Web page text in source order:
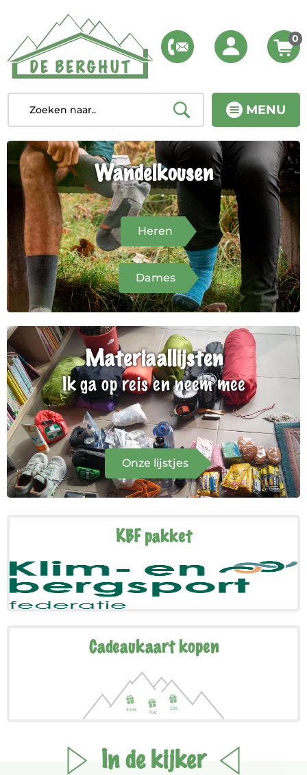
MENU
0
Wandelkousen
Heren
Dames
Materiaallijsten
Ik ga op reis en neem mee
Onze lijstjes
KBF pakket
Cadeaukaart kopen
In de kijker